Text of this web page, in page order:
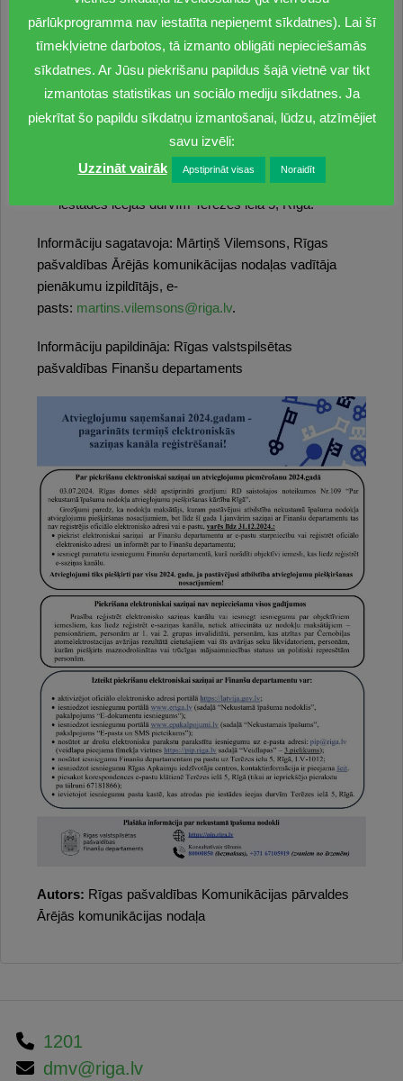
pip@riga.lv
(elektroniski veidlapa pieejama
tīmekļa vietneshttps://pip.riga.lvsadaļā “Veidlapas”
– 3.pielikums);
nosūtot iesniegumu Finanšu departamentam pa
pastu uz Terēzes ielu 5, Rīgā, LV-1012;
piesakot korespondences e-pastu klātienē Terēzes
ielā 5, Rīgā (tikai ar iepriekšējo pierakstu pa tālruni
67181866);
ievietojot iesniegumu pasta kastē, kas atrodas pie
iestādes ieejas durvīm Terēzes ielā 5, Rīgā.
Informāciju sagatavoja: Mārtiņš Vilemsons, Rīgas
pašvaldības Ārējās komunikācijas nodaļas vadītāja
pienākumu izpildītājs, e-
pasts: martins.vilemsons@riga.lv.
Informāciju papildināja: Rīgas valstspilsētas
pašvaldības Finanšu departaments
Autors: Rīgas pašvaldības Komunikācijas pārvaldes
Ārējās komunikācijas nodaļa
1201
dmv@riga.lv
pārlūkprogramma nav iestatīta nepieņemt sīkdatnes). Lai šī
tīmekļvietne darbotos, tā izmanto obligāti nepieciešamās
sīkdatnes. Ar Jūsu piekrišanu papildus šajā vietnē var tikt
izmantotas statistikas un sociālo mediju sīkdatnes. Ja
piekrītat šo papildu sīkdatņu izmantošanai, lūdzu, atzīmējiet
savu izvēli:
Uzzināt vairāk
Apstiprināt visas Noraidīt